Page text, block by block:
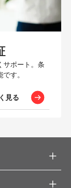
サポート。条
す。
見る